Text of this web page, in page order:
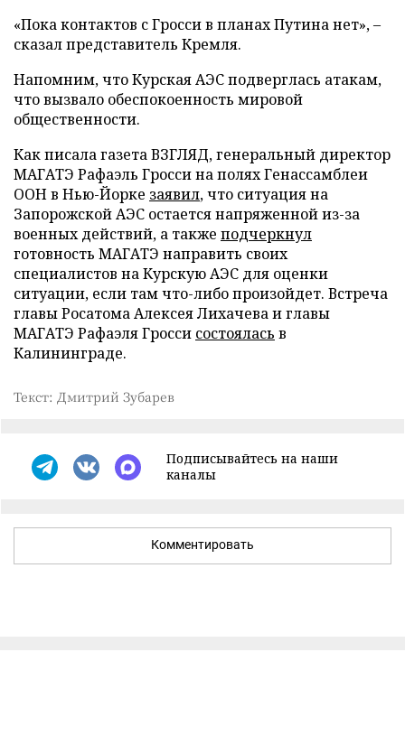
«Пока контактов с Гросси в планах Путина нет», –
сказал представитель Кремля.
Напомним, что Курская АЭС подверглась атакам,
что вызвало обеспокоенность мировой
общественности.
Как писала газета ВЗГЛЯД, генеральный директор
МАГАТЭ Рафаэль Гросси на полях Генассамблеи
ООН в Нью-Йорке заявил, что ситуация на
Запорожской АЭС остается напряженной из-за
военных действий, а также подчеркнул
готовность МАГАТЭ направить своих
специалистов на Курскую АЭС для оценки
ситуации, если там что-либо произойдет. Встреча
главы Росатома Алексея Лихачева и главы
МАГАТЭ Рафаэля Гросси состоялась в
Калининграде.
Текст: Дмитрий Зубарев
Подписывайтесь на наши
каналы
Комментировать